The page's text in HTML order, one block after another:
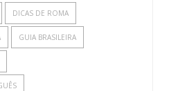
DICAS DE ROMA
GUIA BRASILEIRA